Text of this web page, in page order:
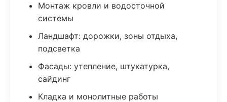
Монтаж кровли и водосточной
системы
Ландшафт: дорожки, зоны отдыха,
подсветка
Фасады: утепление, штукатурка,
сайдинг
Кладка и монолитные работы